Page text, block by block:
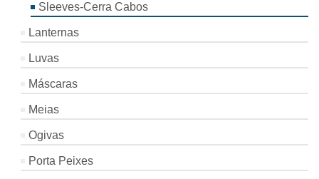
Sleeves-Cerra Cabos
Lanternas
Luvas
Máscaras
Meias
Ogivas
Porta Peixes